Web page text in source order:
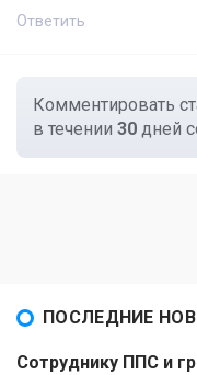
Ответить
Комментировать
в течении 30 дней
ПОСЛЕДНИЕ
Сотруднику ППС и